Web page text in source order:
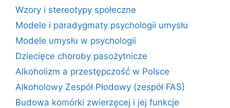
Wzory i stereotypy społeczne
Modele i paradygmaty psychologii umysłu
Modele umysłu w psychologii
Dziecięce choroby pasożytnicze
Alkoholizm a przestępczość w Polsce
Alkoholowy Zespół Płodowy (zespół FAS)
Budowa komórki zwierzęcej i jej funkcje